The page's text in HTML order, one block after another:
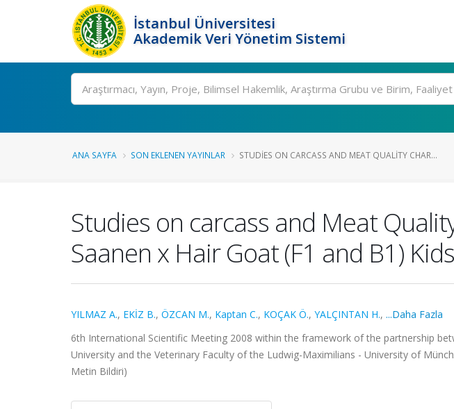
İstanbul Üniversitesi
Akademik Veri Yönetim Sistemi
Ara
ANA SAYFA SON EKLENEN YAYINLAR STUDIES ON CARCASS AND MEAT QUALITY CHAR...
Studies on carcass and Meat
Saanen x Hair Goat (F1 and B1)
YILMAZ A., EKİZ B., ÖZCAN M., Kaptan C., KOÇAK Ö., YALÇINTAN H., ...Daha Fazla
6th International Scientific Meeting 2008 within the framework of the partnership
University and the Veterinary Faculty of the Ludwig-Maximilians - University of
Metin Bildiri)